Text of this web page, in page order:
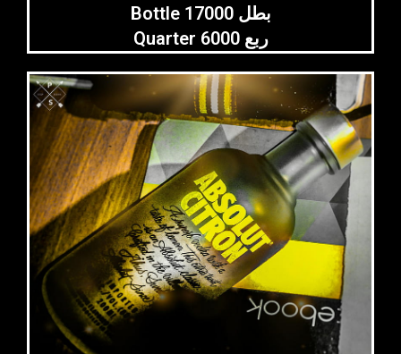
Bottle 17000 بطل
Quarter 6000 ربع